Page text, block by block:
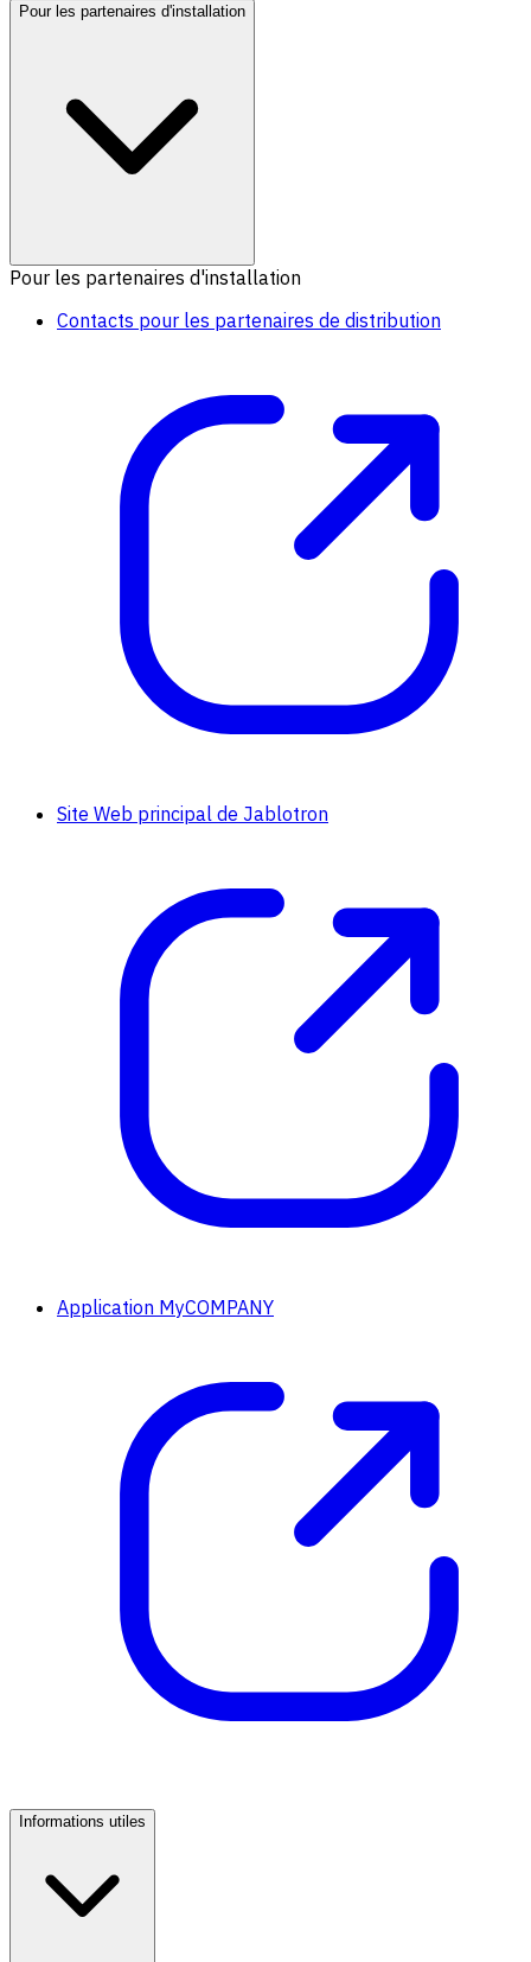
Pour les partenaires d'installation
Pour les partenaires d'installation
Contacts pour les partenaires de distribution
Site Web principal de Jablotron
Application MyCOMPANY
Informations utiles